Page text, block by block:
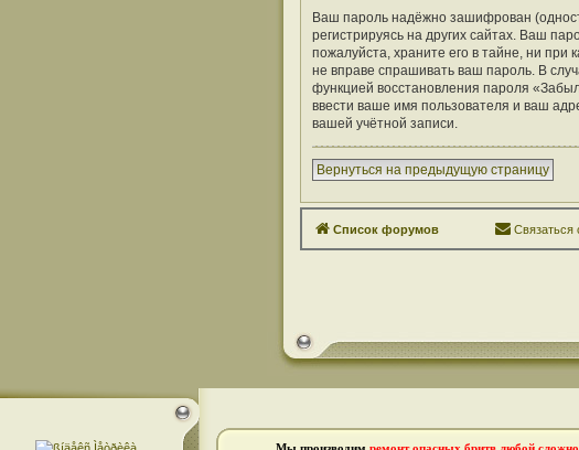
Ваш пароль надёжно зашифрован
регистрируясь на других сайтах. Ваш
пожалуйста, храните его в тайне, ни при
не вправе спрашивать ваш пароль. В
функцией восстановления пароля
ввести ваше имя пользователя и ваш
вашей учётной записи.
Вернуться на предыдущую страницу
Список форумов Связаться